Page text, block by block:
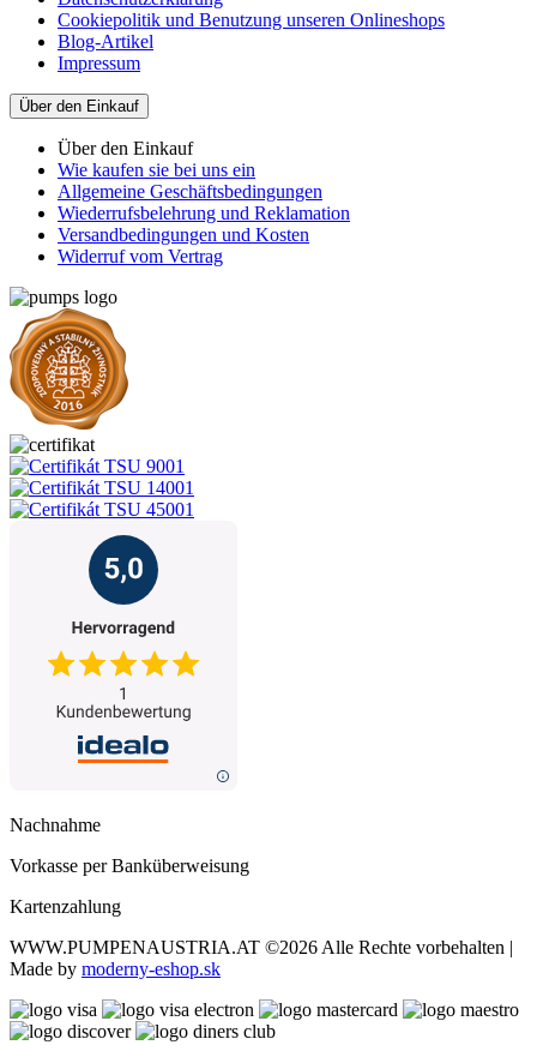
Cookiepolitik und Benutzung unseren Onlineshops
Blog-Artikel
Impressum
Über den Einkauf
Über den Einkauf
Wie kaufen sie bei uns ein
Allgemeine Geschäftsbedingungen
Wiederrufsbelehrung und Reklamation
Versandbedingungen und Kosten
Widerruf vom Vertrag
Nachnahme
Vorkasse per Banküberweisung
Kartenzahlung
WWW.PUMPENAUSTRIA.AT ©2026 Alle Rechte vorbehalten |
Made by moderny-eshop.sk